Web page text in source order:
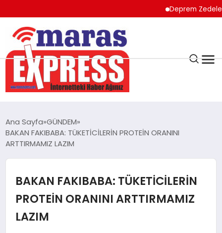
Deprem Zedeler için
K.MARAŞ
ANDIRIN
AFŞİN
ÇAĞLAYANCERİT
BİZE ULAŞIN
Ana Sayfa GÜNDEM
BAKAN FAKIBABA: TÜKETİCİLERİN PROTEİN ORANINI
ARTTIRMAMIZ LAZIM
BAKAN FAKIBABA: TÜKETİCİLERİN
PROTEİN ORANINI ARTTIRMAMIZ
LAZIM